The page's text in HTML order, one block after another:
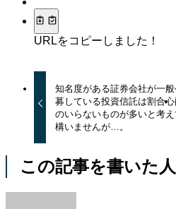
URLをコピーしました！
知名度がある証券会社が一
募している投資信託は割合
のいらないものが多いと考え
構いませんが…。
この記事を書いた人